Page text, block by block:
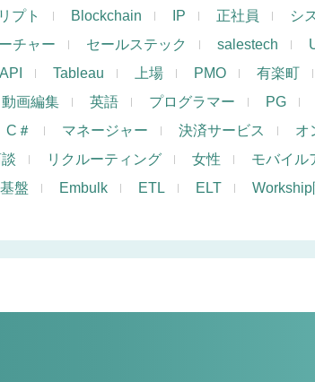
プト Blockchain IP 正社員 シ
チャー セールステック salestech
Tableau 上場 PMO 有楽町
動画編集 英語 プログラマー PG
C＃ マネージャー 決済サービス オ
リクルーティング 女性
モバイル
盤 Embulk ETL ELT